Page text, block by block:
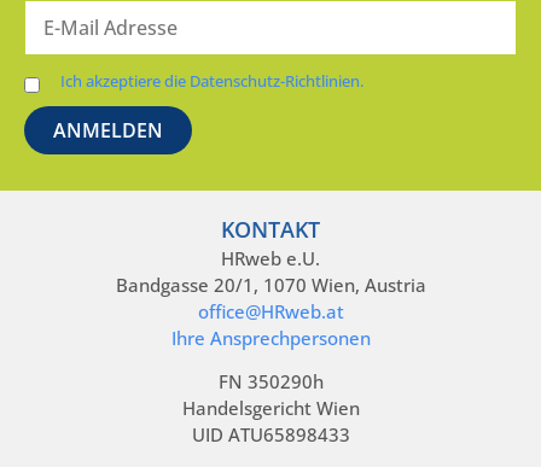
Ich akzeptiere die Datenschutz-Richtlinien.
KONTAKT
HRweb e.U.
Bandgasse 20/1, 1070 Wien, Austria
office@HRweb.at
Ihre Ansprechpersonen
FN 350290h
Handelsgericht Wien
UID ATU65898433